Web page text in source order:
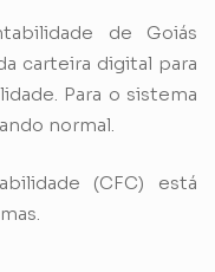
de Goiás
carteira digital para
Para o sistema
normal.
(CFC) está